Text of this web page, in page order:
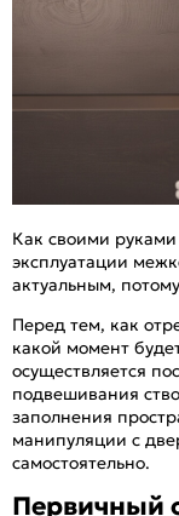
Как своими
эксплуатации
актуальным,
Перед тем, как
какой момент
осуществляется
подвешивания
заполнения
манипуляции с
самостоятельно.
Первичный